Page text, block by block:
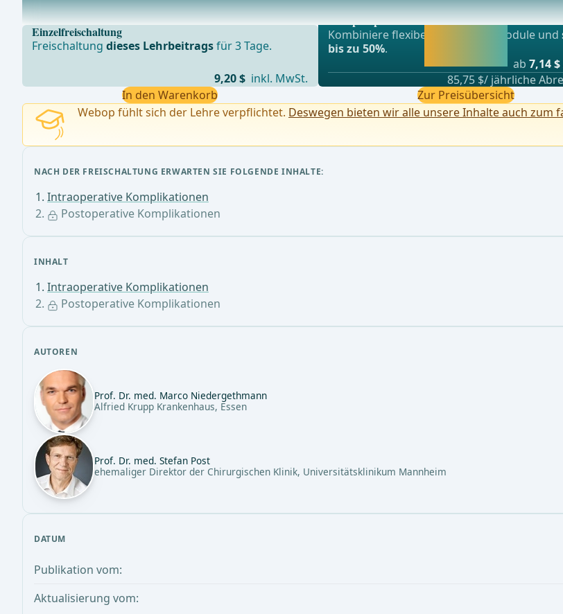
INHALT
Intraoperative Komplikationen
Postoperative Komplikationen
AUTOREN
Prof. Dr. med. Marco Niedergethmann
Alfried Krupp Krankenhaus, Essen
Prof. Dr. med. Stefan Post
ehemaliger Direktor der Chirurgischen Klinik, Universitätsklinikum Mannheim
DATUM
Publikation vom:
Aktualisierung vom:
Wundheilungsstörung Wunde eröffnen, Spülen und 2x täglich “feucht” verbinden.Intraabdomineller
Einzelfreischaltung
Freischaltungdieses Lehrbeitragsfür 3 Tage.
9,20 $ inkl. MwSt.
In den Warenkorb
Beliebtestes Angebot
webop - Sparflex
Kombiniere flexibel unsere Lernmodule und
bis zu 50%.
ab 7,14 $
85,75 $/ jährliche
Zur Preisübersicht
Webop fühlt sich der Lehre verpflichtet. Deswegen bieten wir alle unsere Inhalte auch zum
NACH DER FREISCHALTUNG ERWARTEN SIE FOLGENDE INHALTE:
Intraoperative Komplikationen
Postoperative Komplikationen